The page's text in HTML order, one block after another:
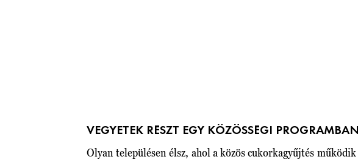
VEGYETEK RÉSZT EGY KÖZÖSSÉGI PROGRAMBAN
Olyan településen élsz, ahol a közös cukorkagyűjtés működik